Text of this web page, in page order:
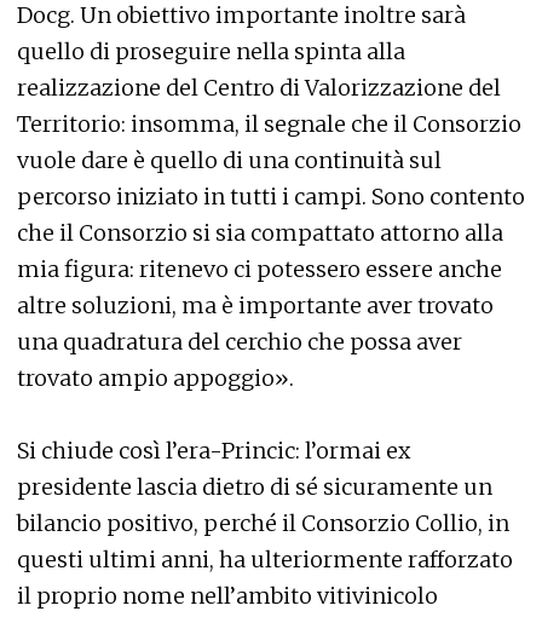
Docg. Un obiettivo importante inoltre sarà
quello di proseguire nella spinta alla
realizzazione del Centro di Valorizzazione del
Territorio: insomma, il segnale che il Consorzio
vuole dare è quello di una continuità sul
percorso iniziato in tutti i campi. Sono contento
che il Consorzio si sia compattato attorno alla
mia figura: ritenevo ci potessero essere anche
altre soluzioni, ma è importante aver trovato
una quadratura del cerchio che possa aver
trovato ampio appoggio».
Si chiude così l’era-Princic: l’ormai ex
presidente lascia dietro di sé sicuramente un
bilancio positivo, perché il Consorzio Collio, in
questi ultimi anni, ha ulteriormente rafforzato
il proprio nome nell’ambito vitivinicolo